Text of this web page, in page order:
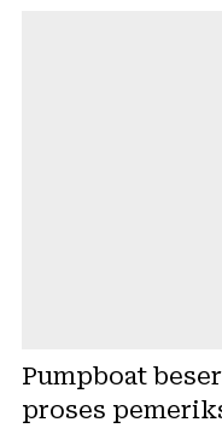
Pumpboat
proses